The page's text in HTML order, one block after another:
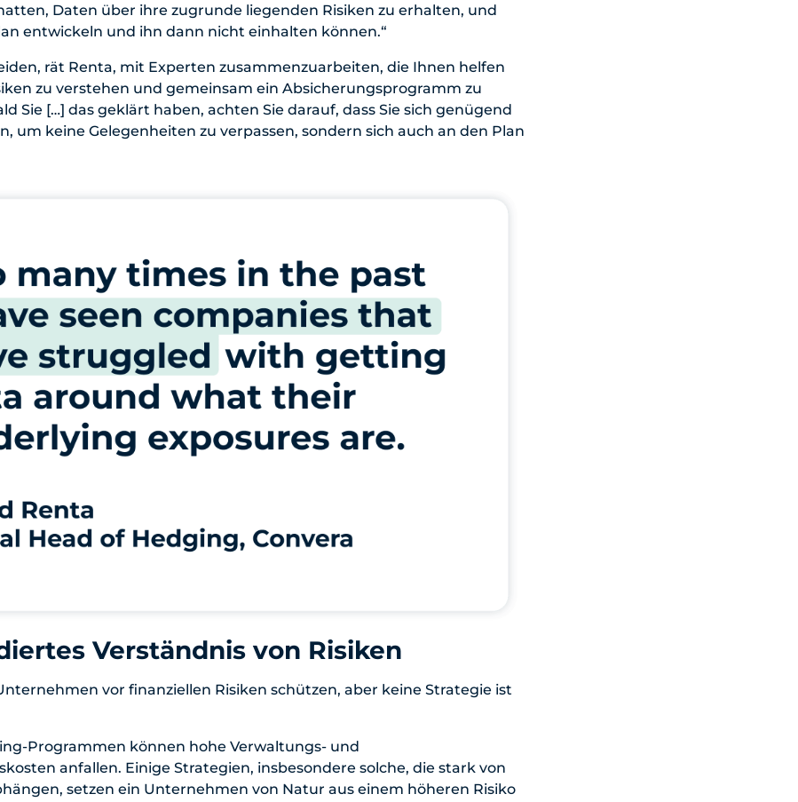
Daten über ihre zugrunde liegenden Risiken zu erhalten, und
entwickeln und ihn dann nicht einhalten können.“
rät Renta, mit Experten zusammenzuarbeiten, die Ihnen helfen
zu verstehen und gemeinsam ein Absicherungsprogramm zu
Sie […] das geklärt haben, achten Sie darauf, dass Sie sich genügend
um keine Gelegenheiten zu verpassen, sondern sich auch an den Plan
Verständnis von Risiken
vor finanziellen Risiken schützen, aber keine Strategie ist
Programmen können hohe Verwaltungs- und
anfallen. Einige Strategien, insbesondere solche, die stark von
setzen ein Unternehmen von Natur aus einem höheren Risiko